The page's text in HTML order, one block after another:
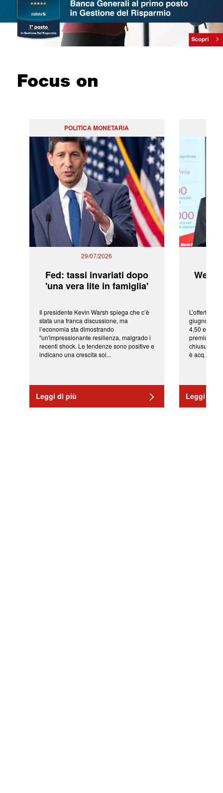
Focus on
POLITICA MONETARIA
29/07/2026
Fed: tassi invariati dopo
'una vera lite in famiglia'
Il presidente Kevin Warsh spiega che c’è
stata una franca discussione, ma
l’economia sta dimostrando
"un'impressionante resilienza, malgrado i
recenti shock. Le tendenze sono positive e
indicano una crescita sol...
Leggi di più
L’offerta
giugno da
4,50 euro
premio di
chiusura
è acq...
Leggi di